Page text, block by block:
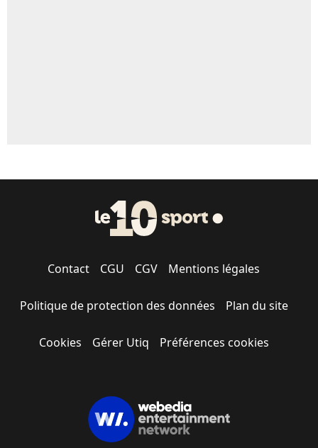
Contact CGU CGV Mentions légales
Politique de protection des données Plan du site
Cookies Gérer Utiq Préférences cookies